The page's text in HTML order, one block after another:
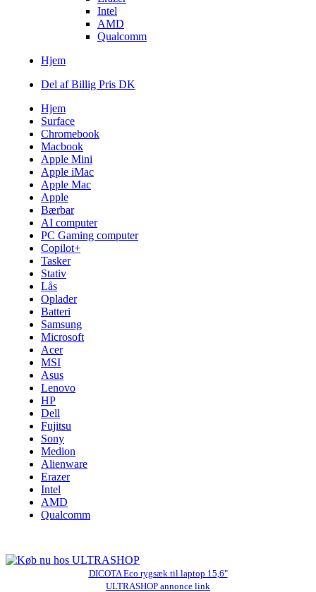
Intel
AMD
Qualcomm
Hjem
Del af Billig Pris DK
Hjem
Surface
Chromebook
Macbook
Apple Mini
Apple iMac
Apple Mac
Apple
Bærbar
AI computer
PC Gaming computer
Copilot+
Tasker
Stativ
Lås
Oplader
Batteri
Samsung
Microsoft
Acer
MSI
Asus
Lenovo
HP
Dell
Fujitsu
Sony
Medion
Alienware
Erazer
Intel
AMD
Qualcomm
DICOTA Eco rygsæk til laptop 15,6"
ULTRASHOP annonce link